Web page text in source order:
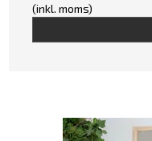
(inkl. moms)